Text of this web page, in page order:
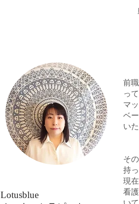
Lotusblue
前
っ
マ
ベ
い
そ
持
現
看